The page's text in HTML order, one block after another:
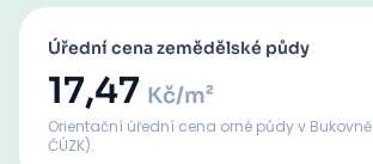
Úřední cena zemědělské půdy
17,47 Kč/m²
Orientační úřední cena orné půdyv Bukovně
ČÚZK).